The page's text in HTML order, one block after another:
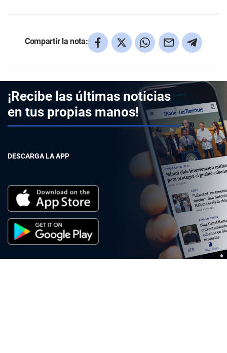
Compartir la nota:
¡Recibe las últimas noticias
en tus propias manos!
DESCARGA LA APP